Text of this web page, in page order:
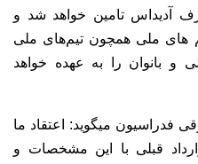
از طرف آدیداس تامین خواهد شد و
های ملی همچون تیم‌های ملی
و بانوان را به عهده خواهد
فدراسیون میگوید: اعتقاد ما
قبلی با این مشخصات و